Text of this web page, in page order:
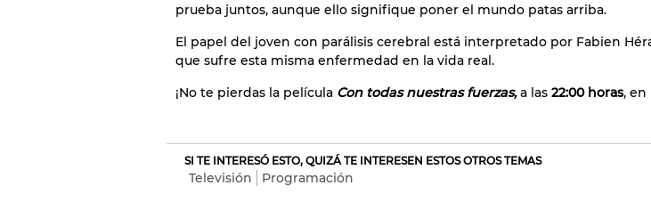
prueba juntos, aunque ello signifique poner el mundo patas arriba.
El papel del joven con parálisis cerebral está interpretado por Fabien
que sufre esta misma enfermedad en la vida real.
¡No te pierdas la película Con todas nuestras fuerzas,a las 22:00 horas, en
SI TE INTERESÓ ESTO, QUIZÁ TE INTERESEN ESTOS OTROS TEMAS
Televisión Programación